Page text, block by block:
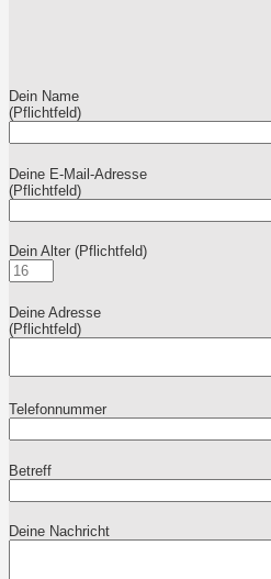
Dein Name
(Pflichtfeld)
Deine E-Mail-Adresse
(Pflichtfeld)
Dein Alter (Pflichtfeld)
Deine Adresse
(Pflichtfeld)
Telefonnummer
Betreff
Deine Nachricht